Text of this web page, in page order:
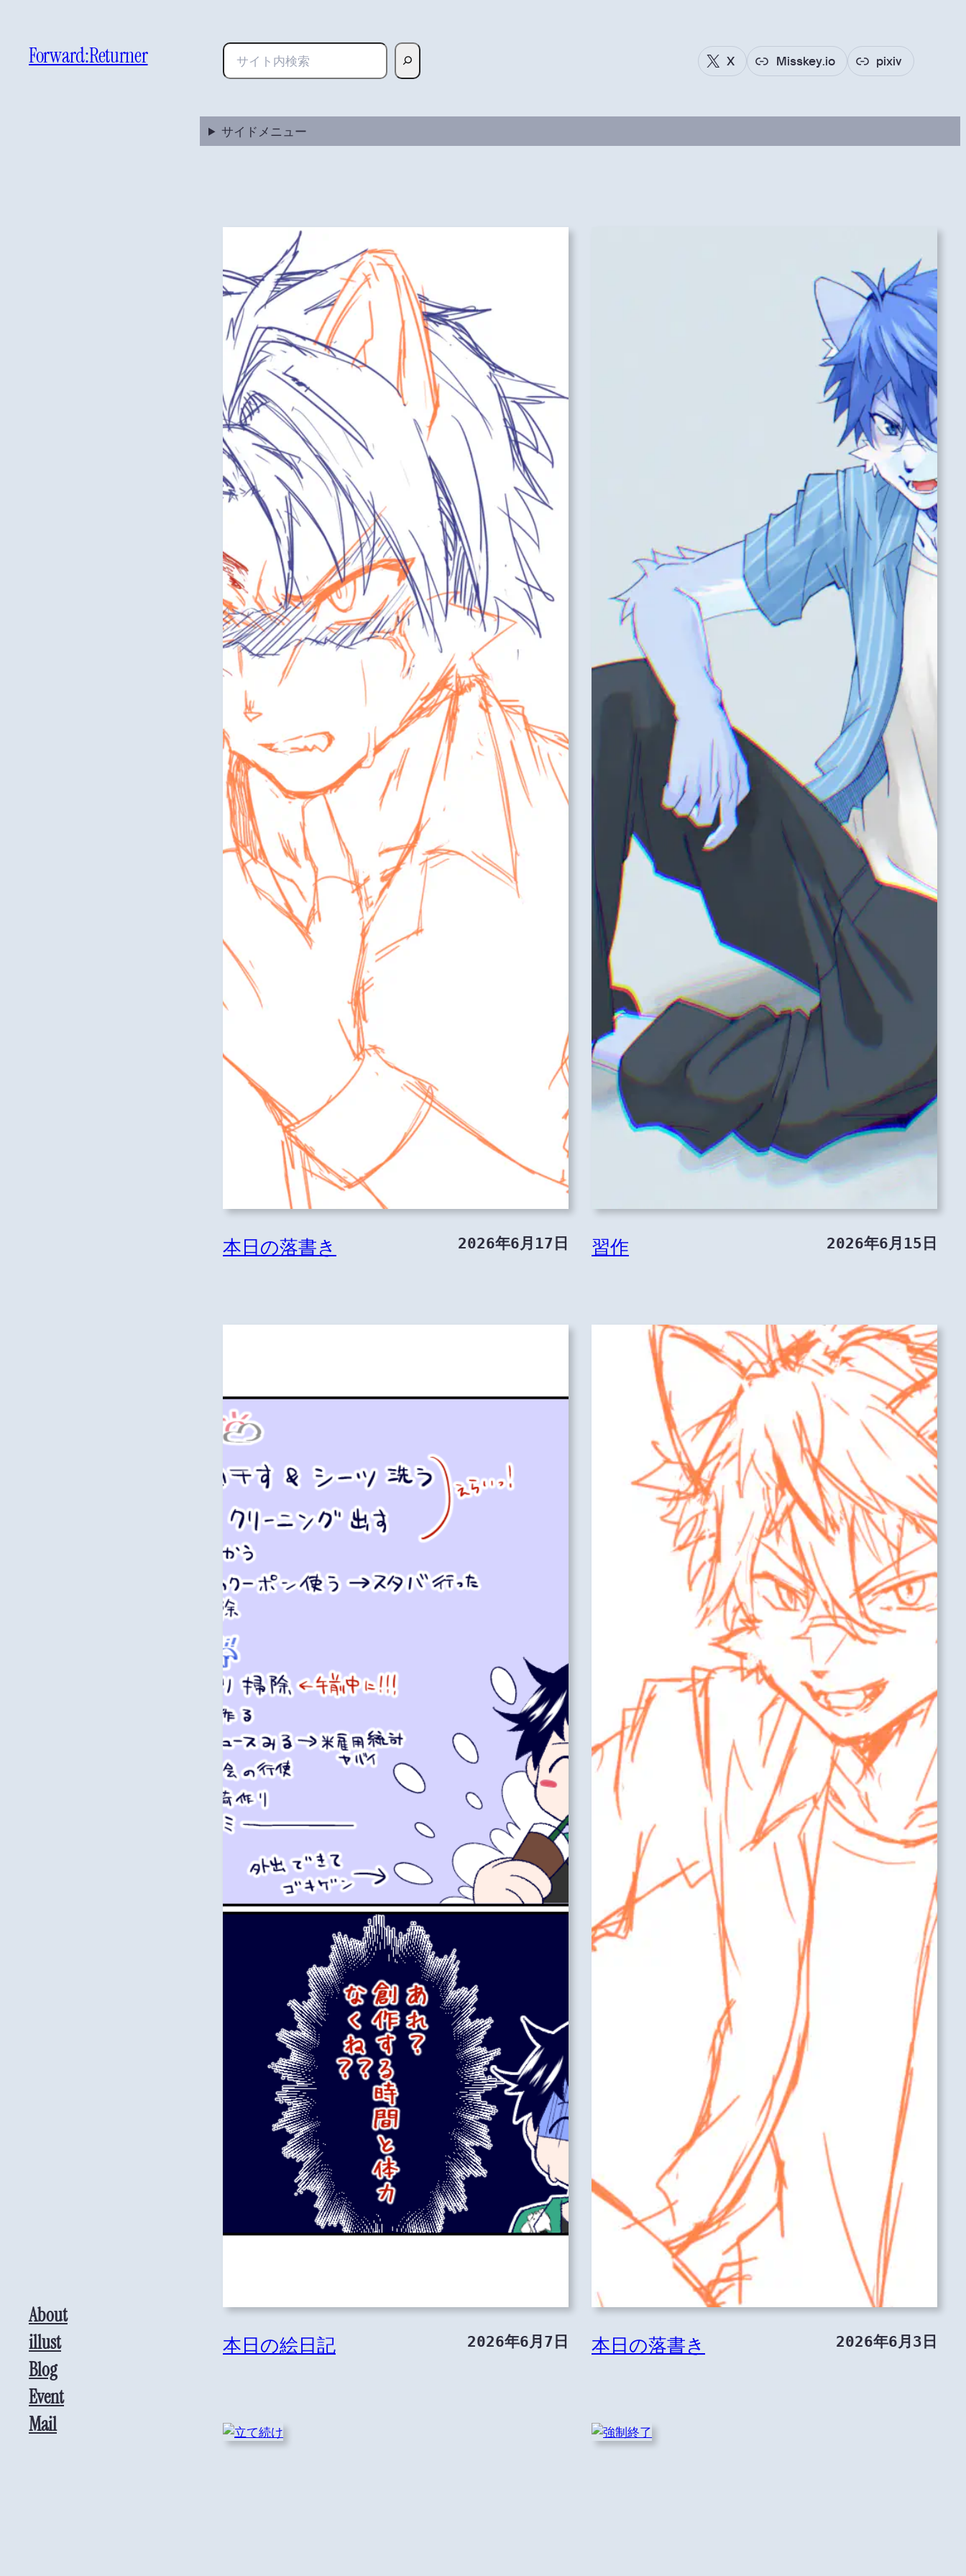
Forward:Returner
About
illust
Blog
Event
Mail
検
索
X Misskey.io pixiv
サイドメニュー
本日の落書き 2026年6月17日 習作 2026年6月15日
本日の絵日記 2026年6月7日 本日の落書き 2026年6月3日